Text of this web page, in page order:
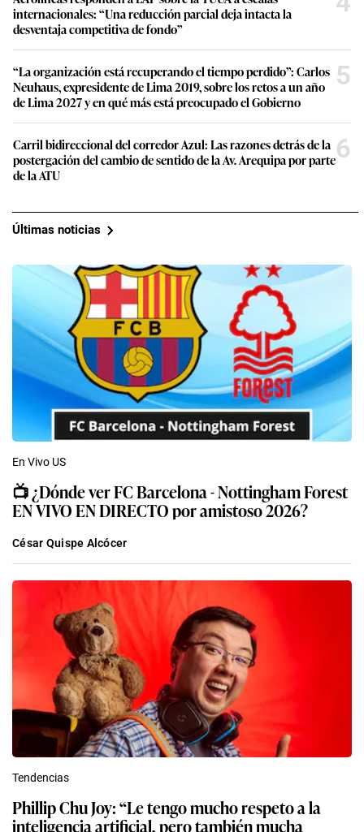
internacionales: “Una reducción parcial deja intacta la
desventaja competitiva de fondo”
“La organización está recuperando el tiempo perdido”: Carlos
Neuhaus, expresidente de Lima 2019, sobre los retos a un año
de Lima 2027 y en qué más está preocupado el Gobierno
5
Carril bidireccional del corredor Azul: Las razones detrás de la
postergación del cambio de sentido de la Av. Arequipa por parte
de la ATU
6
Últimas noticias
En Vivo US
📺​ ¿Dónde ver FC Barcelona - Nottingham Forest
EN VIVO EN DIRECTO por amistoso 2026?
César Quispe Alcócer
Tendencias
Phillip Chu Joy: “Le tengo mucho respeto a la
inteligencia artificial, pero también mucha